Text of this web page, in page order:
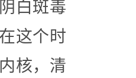
白斑毒
这个时
核，清